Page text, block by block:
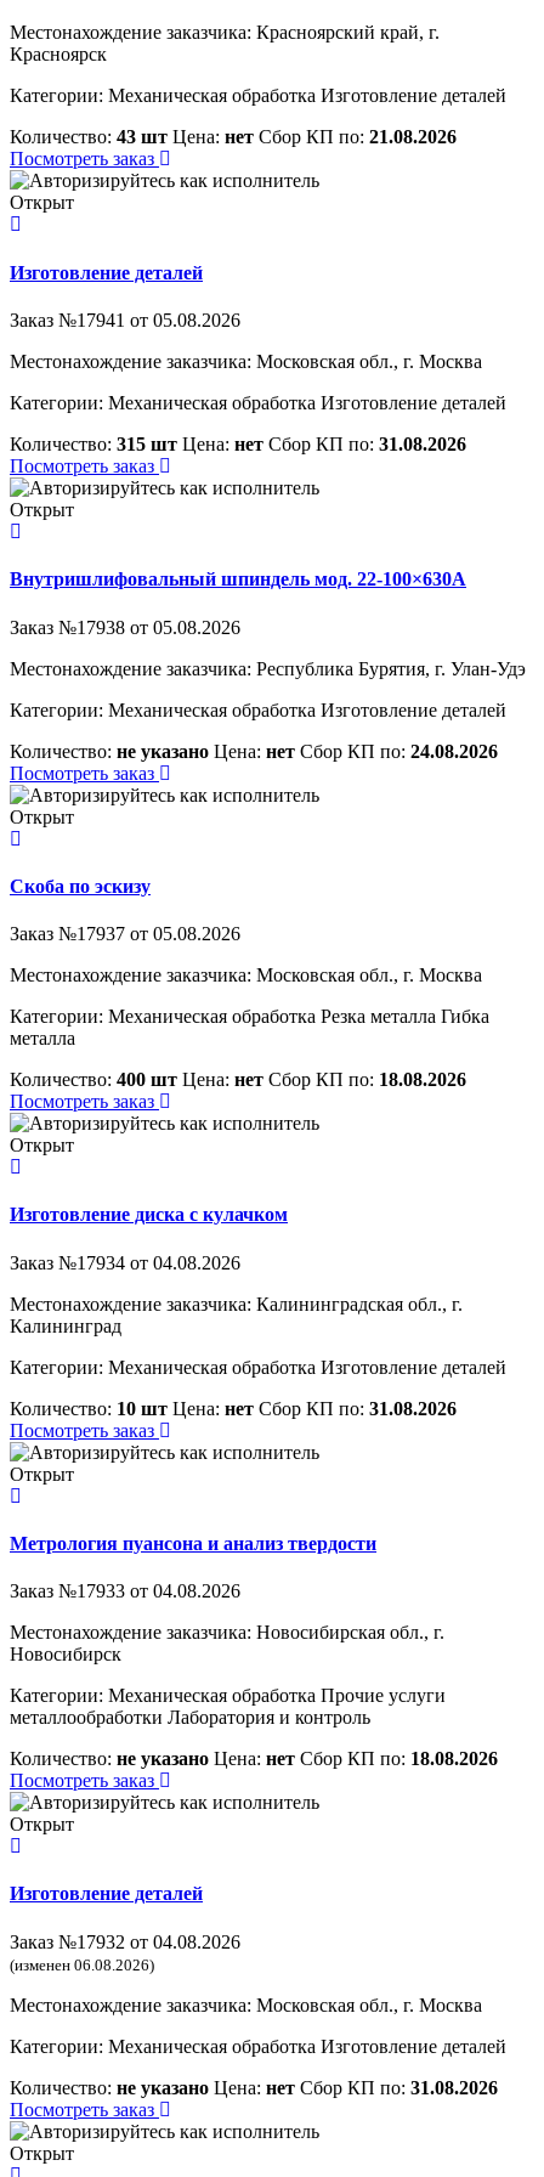
Местонахождение заказчика: Красноярский край, г.
Красноярск
Категории: Механическая обработка Изготовление деталей
Количество: 43 шт Цена: нет Сбор КП по: 21.08.2026
Посмотреть заказ
Открыт
Изготовление деталей
Заказ №17941 от 05.08.2026
Местонахождение заказчика: Московская обл., г. Москва
Категории: Механическая обработка Изготовление деталей
Количество: 315 шт Цена: нет Сбор КП по: 31.08.2026
Посмотреть заказ
Открыт
Внутришлифовальный шпиндель мод. 22-100×630А
Заказ №17938 от 05.08.2026
Местонахождение заказчика: Республика Бурятия, г. Улан-Удэ
Категории: Механическая обработка Изготовление деталей
Количество: не указано Цена: нет Сбор КП по: 24.08.2026
Посмотреть заказ
Открыт
Скоба по эскизу
Заказ №17937 от 05.08.2026
Местонахождение заказчика: Московская обл., г. Москва
Категории: Механическая обработка Резка металла Гибка
металла
Количество: 400 шт Цена: нет Сбор КП по: 18.08.2026
Посмотреть заказ
Открыт
Изготовление диска с кулачком
Заказ №17934 от 04.08.2026
Местонахождение заказчика: Калининградская обл., г.
Калининград
Категории: Механическая обработка Изготовление деталей
Количество: 10 шт Цена: нет Сбор КП по: 31.08.2026
Посмотреть заказ
Открыт
Метрология пуансона и анализ твердости
Заказ №17933 от 04.08.2026
Местонахождение заказчика: Новосибирская обл., г.
Новосибирск
Категории: Механическая обработка Прочие услуги
металлообработки Лаборатория и контроль
Количество: не указано Цена: нет Сбор КП по: 18.08.2026
Посмотреть заказ
Открыт
Изготовление деталей
Заказ №17932 от 04.08.2026
(изменен 06.08.2026)
Местонахождение заказчика: Московская обл., г. Москва
Категории: Механическая обработка Изготовление деталей
Количество: не указано Цена: нет Сбор КП по: 31.08.2026
Посмотреть заказ
Открыт